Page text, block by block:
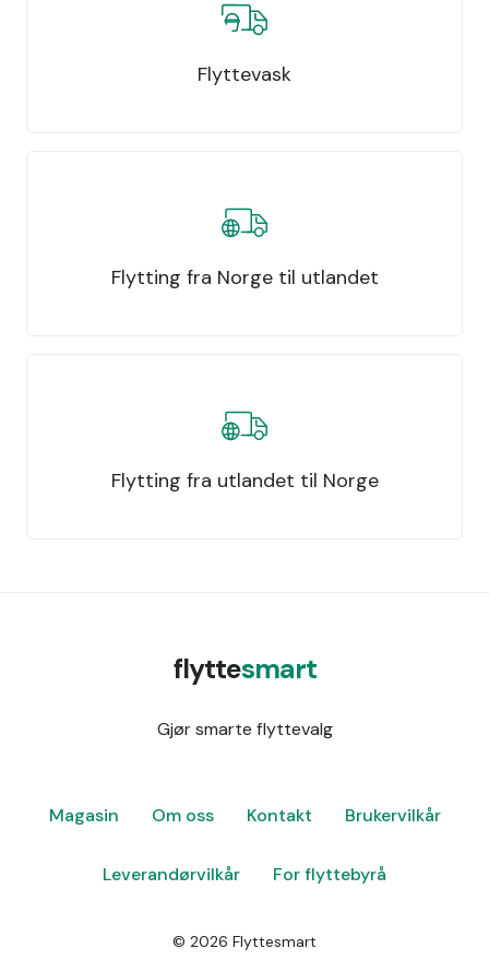
Flyttevask
Flytting fra Norge til utlandet
Flytting fra utlandet til Norge
flyttesmart
Gjør smarte flyttevalg
Magasin Om oss Kontakt Brukervilkår
Leverandørvilkår For flyttebyrå
© 2026 Flyttesmart